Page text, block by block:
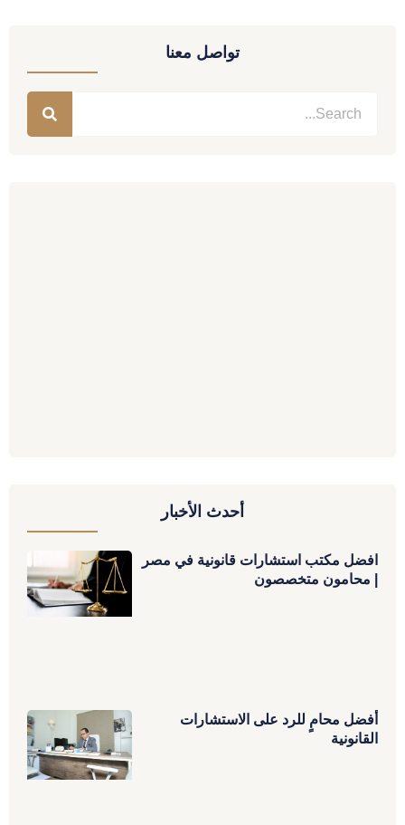
تواصل معنا
أحدث الأخبار
افضل مكتب استشارات قانونية في مصر
| محامون متخصصون
أفضل محامٍ للرد على الاستشارات
القانونية